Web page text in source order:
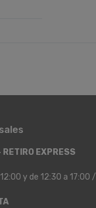
EXPRESS
y de 12:30 a 17:00